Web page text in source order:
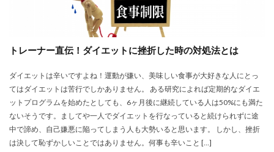
トレーナー直伝！ダイエットに挫折した時の対処法とは
ダイエットは辛いですよね！運動が嫌い、美味しい食事が大好きな人にとっ
てはダイエットは苦行でしかありません。 ある研究によれば定期的なダイエ
ットプログラムを始めたとしても、6ヶ月後に継続している人は50%にも満た
ないそうです。ましてや一人でダイエットを行なっていると続けられずに途
中で諦め、自己嫌悪に陥ってしまう人も大勢いると思います。 しかし、挫折
は決して恥ずかしいことではありません。何事も辛いこと […]